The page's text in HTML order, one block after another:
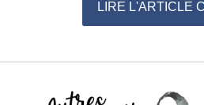
LIRE L'ARTICLE